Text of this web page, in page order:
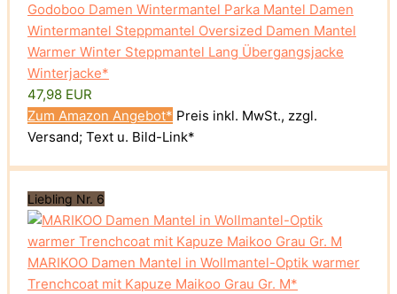
Godoboo Damen Wintermantel Parka Mantel Damen
Wintermantel Steppmantel Oversized Damen Mantel
Warmer Winter Steppmantel Lang Übergangsjacke
Winterjacke*
47,98 EUR
Zum Amazon Angebot* Preis inkl. MwSt., zzgl.
Versand; Text u. Bild-Link*
Liebling Nr. 6
MARIKOO Damen Mantel in Wollmantel-Optik warmer
Trenchcoat mit Kapuze Maikoo Grau Gr. M*